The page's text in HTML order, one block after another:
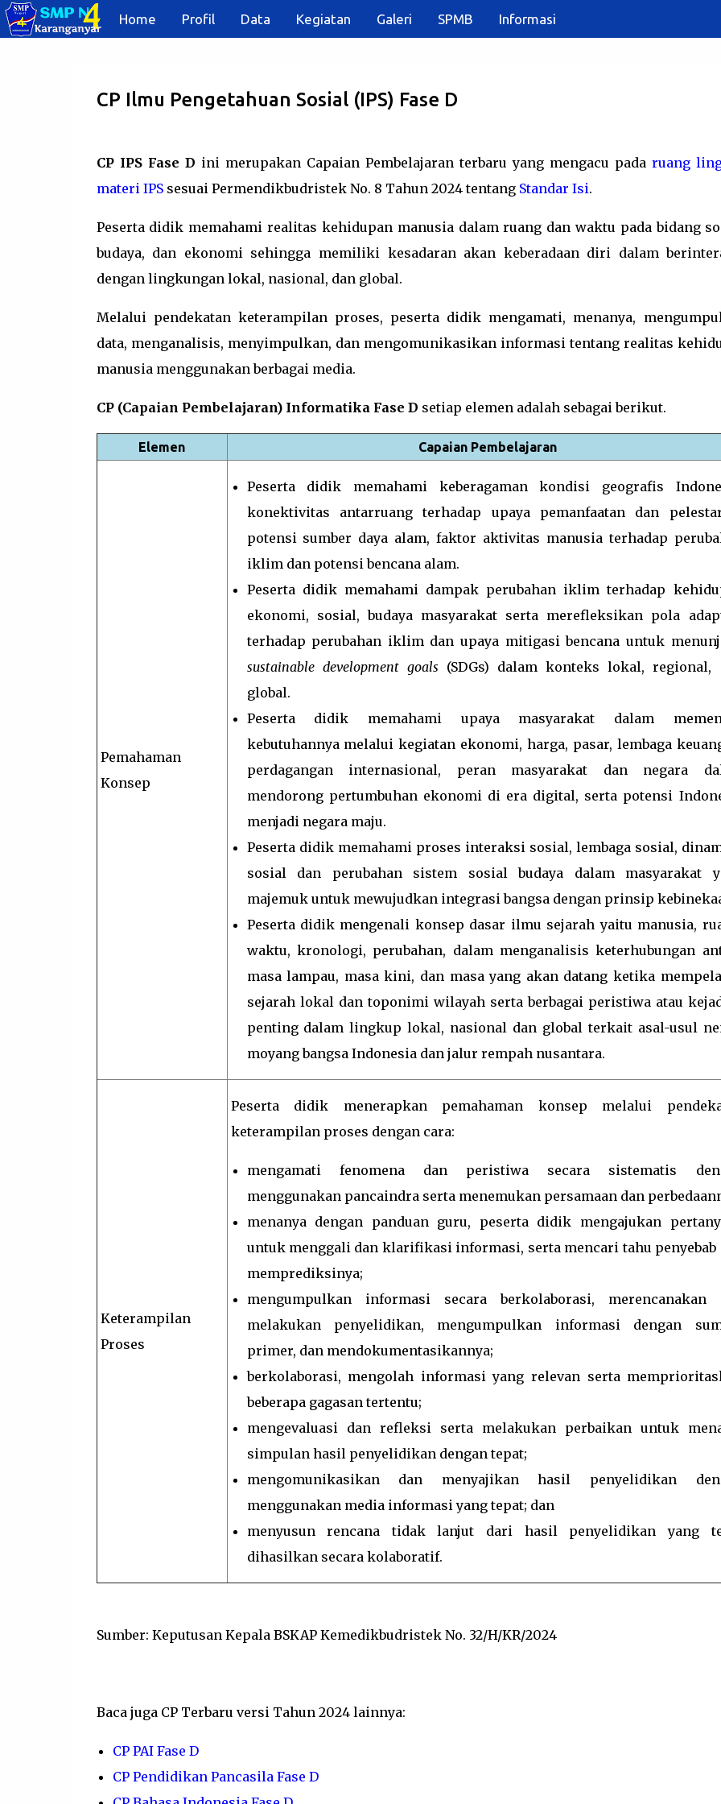
Home Profil Data Kegiatan Galeri SPMB Informasi
Langsung ke konten utama
CP Ilmu Pengetahuan Sosial (IPS) Fase D
CP IPS Fase D ini merupakan Capaian Pembelajaran terbaru yang mengacu pada ruang
materi IPSsesuai Permendikbudristek No. 8 Tahun 2024 tentang Standar Isi.
Peserta didik memahami realitas kehidupan manusia dalam ruang dan waktu pada bidang
budaya, dan ekonomi sehingga memiliki kesadaran akan keberadaan diri dalam
dengan lingkungan lokal, nasional, dan global.
Melalui pendekatan keterampilan proses, peserta didik mengamati, menanya,
data, menganalisis, menyimpulkan, dan mengomunikasikan informasi tentang realitas
manusia menggunakan berbagai media.
CP (Capaian Pembelajaran) Informatika Fase D setiap elemen adalah sebagai berikut.
Elemen Capaian Pembelajaran
Pemahaman
Konsep
Peserta didik memahami keberagaman kondisi geografis
konektivitas antarruang terhadap upaya pemanfaatan dan
potensi sumber daya alam, faktor aktivitas manusia terhadap
iklim dan potensi bencana alam.
Peserta didik memahami dampak perubahan iklim terhadap
ekonomi, sosial, budaya masyarakat serta merefleksikan pola
terhadap perubahan iklim dan upaya mitigasi bencana untuk
sustainable development goals (SDGs) dalam konteks lokal, regional,
global.
Peserta didik memahami upaya masyarakat dalam
kebutuhannya melalui kegiatan ekonomi, harga, pasar, lembaga
perdagangan internasional, peran masyarakat dan negara
mendorong pertumbuhan ekonomi di era digital, serta potensi
menjadi negara maju.
Peserta didik memahami proses interaksi sosial, lembaga sosial,
sosial dan perubahan sistem sosial budaya dalam masyarakat
majemuk untuk mewujudkan integrasi bangsa dengan prinsip
Peserta didik mengenali konsep dasar ilmu sejarah yaitu manusia,
waktu, kronologi, perubahan, dalam menganalisis keterhubungan
masa lampau, masa kini, dan masa yang akan datang ketika
sejarah lokal dan toponimi wilayah serta berbagai peristiwa atau
penting dalam lingkup lokal, nasional dan global terkait asal-usul
moyang bangsa Indonesia dan jalur rempah nusantara.
Keterampilan
Proses
Peserta didik menerapkan pemahaman konsep melalui
keterampilan proses dengan cara:
mengamati fenomena dan peristiwa secara sistematis
menggunakan pancaindra serta menemukan persamaan dan
menanya dengan panduan guru, peserta didik mengajukan
untuk menggali dan klarifikasi informasi, serta mencari tahu penyebab
memprediksinya;
mengumpulkan informasi secara berkolaborasi, merencanakan
melakukan penyelidikan, mengumpulkan informasi dengan
primer, dan mendokumentasikannya;
berkolaborasi, mengolah informasi yang relevan serta
beberapa gagasan tertentu;
mengevaluasi dan refleksi serta melakukan perbaikan untuk
simpulan hasil penyelidikan dengan tepat;
mengomunikasikan dan menyajikan hasil penyelidikan
menggunakan media informasi yang tepat; dan
menyusun rencana tidak lanjut dari hasil penyelidikan yang
dihasilkan secara kolaboratif.
Sumber: Keputusan Kepala BSKAP Kemedikbudristek No. 32/H/KR/2024
Baca juga CP Terbaru versi Tahun 2024 lainnya:
CP PAI Fase D
CP Pendidikan Pancasila Fase D